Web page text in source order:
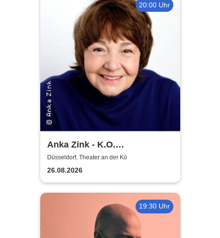
20:00 Uhr
Anka Zink - K.O.
Komplimente
Düsseldorf, Theater an der Kö
26.08.2026
19:30 Uhr